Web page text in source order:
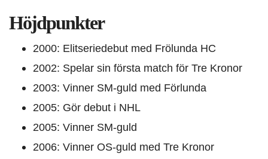
Höjdpunkter
2000: Elitseriedebut med Frölunda HC
2002: Spelar sin första match för Tre Kronor
2003: Vinner SM-guld med Förlunda
2005: Gör debut i NHL
2005: Vinner SM-guld
2006: Vinner OS-guld med Tre Kronor